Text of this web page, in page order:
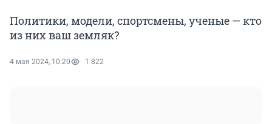
Политики, модели, спортсмены, ученые — кто
из них ваш земляк?
4 мая 2024, 10:20 1 822